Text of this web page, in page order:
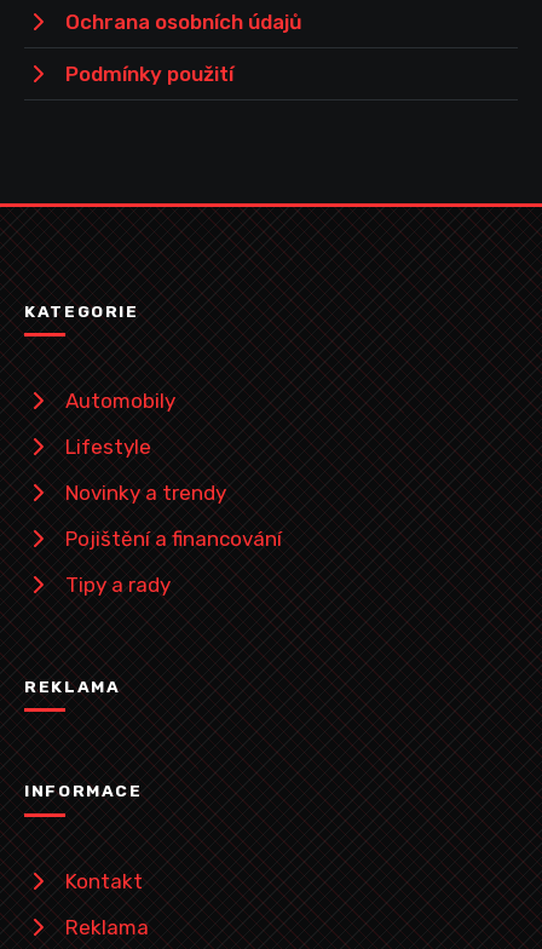
Ochrana osobních údajů
Podmínky použití
KATEGORIE
Automobily
Lifestyle
Novinky a trendy
Pojištění a financování
Tipy a rady
REKLAMA
INFORMACE
Kontakt
Reklama